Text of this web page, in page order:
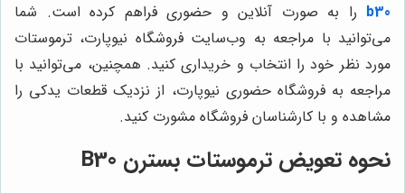
b30 را به صورت آنلاین و حضوری فراهم کرده است. شما
می‌توانید با مراجعه به وب‌سایت فروشگاه نیوپارت، ترموستات
مورد نظر خود را انتخاب و خریداری کنید. همچنین، می‌توانید با
مراجعه به فروشگاه حضوری نیوپارت، از نزدیک قطعات یدکی را
مشاهده و با کارشناسان فروشگاه مشورت کنید.
نحوه تعویض ترموستات بسترن B30